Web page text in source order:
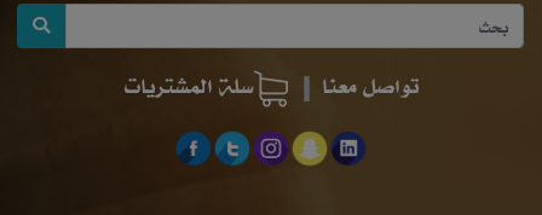
تواصل معنا سلة المشتريات